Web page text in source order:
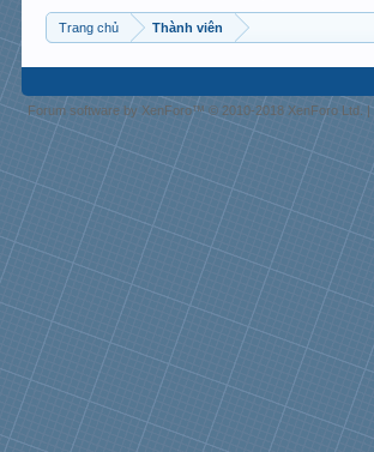
Trang chủ Thành viên
Forum software by XenForo™© 2010-2018 XenForo Ltd. |